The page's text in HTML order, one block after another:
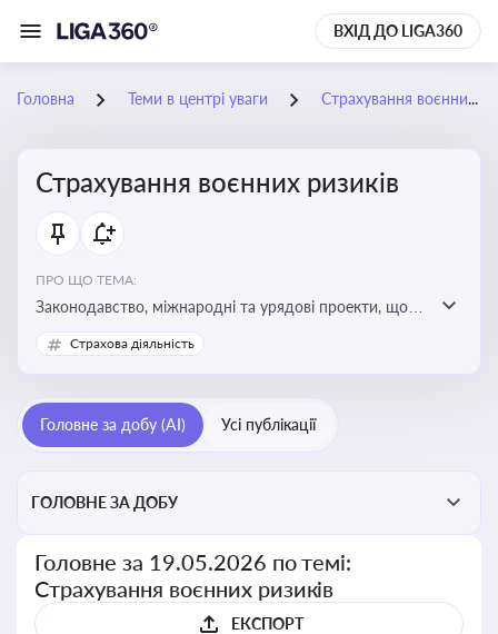
ВХІД ДО LIGA360
Головна Теми в центрі уваги Страхування воєнних ризиків
Страхування воєнних ризиків
ПРО ЩО ТЕМА:
Законодавство, міжнародні та урядові проекти, що
визначають та знижують воєнні ризики для власників
майна, боржників та кредиторів
Страхова діяльність
Головне за добу (AI) Усі публікації
ГОЛОВНЕ ЗА ДОБУ
Головне за 19.05.2026 по темі:
Страхування воєнних ризиків
ЕКСПОРТ